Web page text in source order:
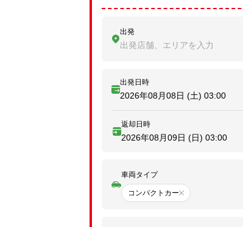
出発
出発店舗、エリアを入力
出発日時
2026年08月08日 (土) 03:00
返却日時
2026年08月09日 (日) 03:00
車両タイプ
コンパクトカー